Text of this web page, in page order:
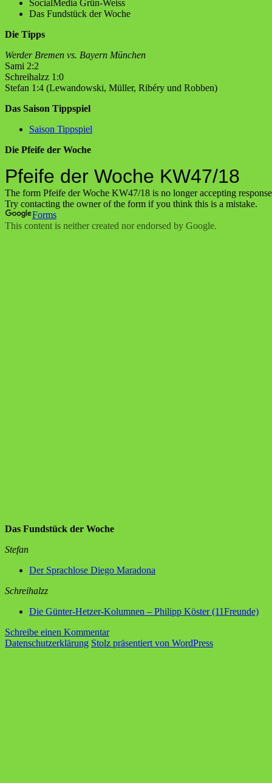
SocialMedia Grün-Weiss
Das Fundstück der Woche
Die Tipps
Werder Bremen vs. Bayern München
Sami 2:2
Schreihalzz 1:0
Stefan 1:4 (Lewandowski, Müller, Ribéry und Robben)
Das Saison Tippspiel
Saison Tippspiel
Die Pfeife der Woche
Das Fundstück der Woche
Stefan
Der Sprachlose Diego Maradona
Schreihalzz
Die Günter-Hetzer-Kolumnen – Philipp Köster (11Freunde)
Schreibe einen Kommentarzu
WR
Datenschutzerklärung Stolz präsentiert von WordPress